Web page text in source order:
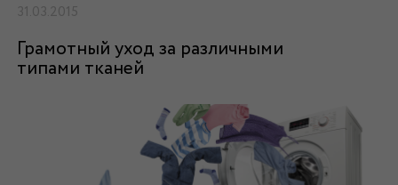
31.03.2015
Грамотный уход за различными
типами тканей